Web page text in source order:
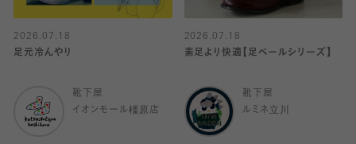
2026.07.18
足元冷んやり
靴下屋
イオンモール橿原店
2026.07.18
素足より快適【足ベールシリーズ】
靴下屋
ルミネ立川